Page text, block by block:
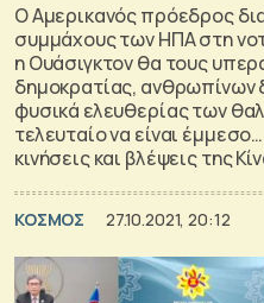
Ο Αμερικανός πρόεδρος
συμμάχους των ΗΠΑ στη
η Ουάσιγκτον θα τους
δημοκρατίας, ανθρωπίνων
φυσικά ελευθερίας των
τελευταίο να είναι
κινήσεις και βλέψεις της
ΚΟΣΜΟΣ 27.10.2021, 20:12